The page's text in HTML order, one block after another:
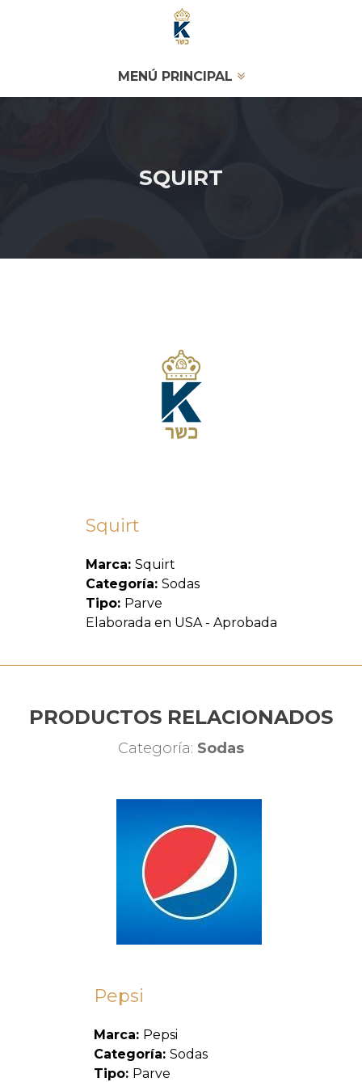
MENÚ PRINCIPAL
SQUIRT
Squirt
Marca: Squirt
Categoría: Sodas
Tipo: Parve
Elaborada en USA - Aprobada
PRODUCTOS RELACIONADOS
Categoría: Sodas
Pepsi
Marca: Pepsi
Categoría: Sodas
Tipo: Parve